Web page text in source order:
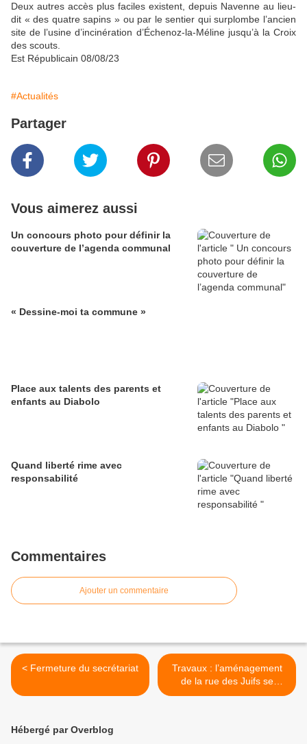
Deux autres accès plus faciles existent, depuis Navenne au lieu-
dit « des quatre sapins » ou par le sentier qui surplombe l’ancien
site de l’usine d’incinération d’Échenoz-la-Méline jusqu’à la Croix
des scouts.
Est Républicain 08/08/23
#Actualités
Partager
Vous aimerez aussi
Un concours photo pour définir la
couverture de l’agenda communal
« Dessine-moi ta commune »
Place aux talents des parents et
enfants au Diabolo
Quand liberté rime avec
responsabilité
Commentaires
Ajouter un commentaire
< Fermeture du secrétariat
Travaux : l’aménagement
de la rue des Juifs se
poursuit >
Hébergé par Overblog